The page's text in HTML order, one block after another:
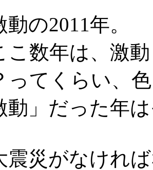
の2011年。
数年は、激
ってくらい、
動」だった年
災がなけれ